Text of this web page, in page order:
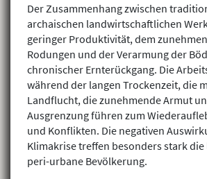
Der Zusammenhang zwischen
archaischen landwirtschaftlichen
geringer Produktivität, dem
Rodungen und der Verarmung der
chronischer Ernterückgang. Die
während der langen Trockenzeit, die
Landflucht, die zunehmende Armut
Ausgrenzung führen zum
und Konflikten. Die negativen
Klimakrise treffen besonders stark
peri-urbane Bevölkerung.